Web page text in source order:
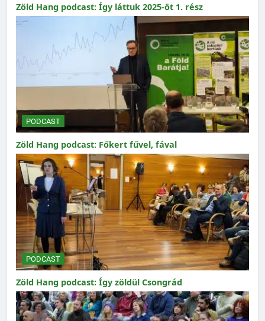
Zöld Hang podcast: Így láttuk 2025-öt 1. rész
PODCAST
Zöld Hang podcast: Főkert fűvel, fával
PODCAST
Zöld Hang podcast: Így zöldül Csongrád